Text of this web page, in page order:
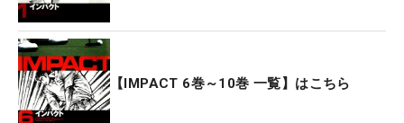
【IMPACT 6巻～10巻 一覧】はこちら